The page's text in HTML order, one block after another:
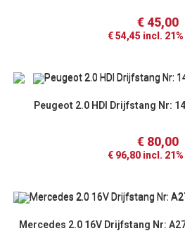
€45,00
€54,45 incl.
Peugeot 2.0 HDI Drijfstang Nr:
€80,00
€ 96,80 incl.
Mercedes 2.0 16V Drijfstang Nr: